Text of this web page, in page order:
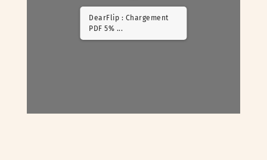
DearFlip : Chargement
PDF 14% ...